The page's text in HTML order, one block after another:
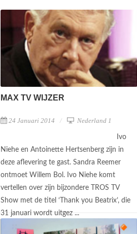
MAX TV WIJZER
24 Januari 2014 Nederland 1
Ivo
Niehe en Antoinette Hertsenberg zijn in
deze aflevering te gast. Sandra Reemer
ontmoet Willem Bol. Ivo Niehe komt
vertellen over zijn bijzondere TROS TV
Show met de titel ‘Thank you Beatrix’, die
31 januari wordt uitgez ...